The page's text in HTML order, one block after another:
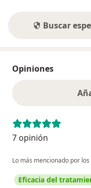
Buscar
Opiniones
7 opinión
Lo más mencionado por
Eficacia del